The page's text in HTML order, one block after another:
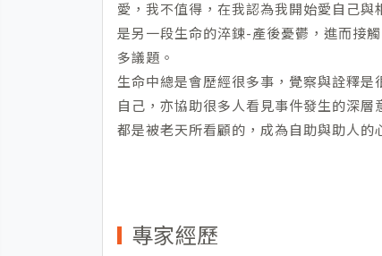
愛，我不值得，在我認為我開始愛自己
是另一段生命的淬鍊-產後憂鬱，進而接
多議題。
生命中總是會歷經很多事，覺察與詮釋
自己，亦協助很多人看見事件發生的深
都是被老天所看顧的，成為自助與助人的
專家經歷